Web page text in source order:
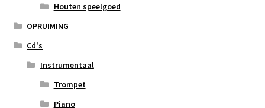
Houten speelgoed
OPRUIMING
Cd's
Instrumentaal
Trompet
Piano